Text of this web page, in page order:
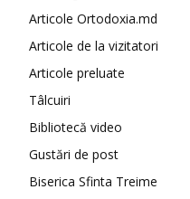
Articole Ortodoxia.md
Articole de la vizitatori
Articole preluate
Tâlcuiri
Bibliotecă video
Gustări de post
Biserica Sfinta Treime